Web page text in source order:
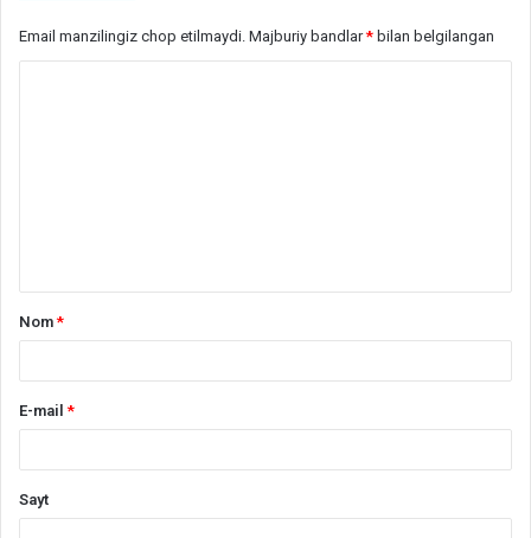
Email manzilingiz chop etilmaydi. Majburiy bandlar* bilan belgilangan
Nom*
E-mail*
Sayt